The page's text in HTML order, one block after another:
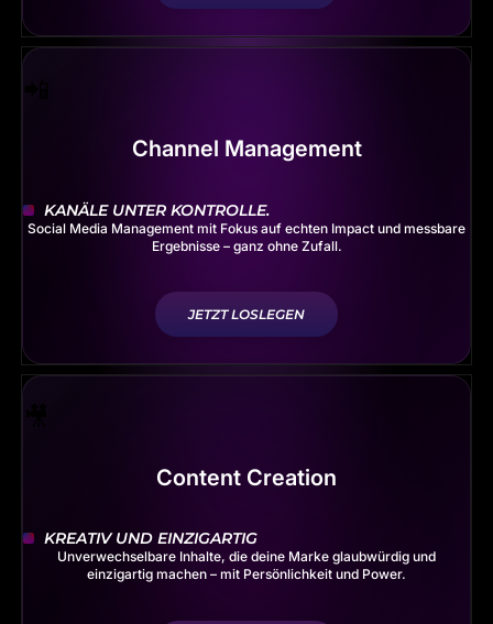
Channel Management
KANÄLE UNTER KONTROLLE.
Social Media Management mit Fokus auf echten Impact und messbare
Ergebnisse – ganz ohne Zufall.
JETZT LOSLEGEN
Content Creation
KREATIV UND EINZIGARTIG
Unverwechselbare Inhalte, die deine Marke glaubwürdig und
einzigartig machen – mit Persönlichkeit und Power.